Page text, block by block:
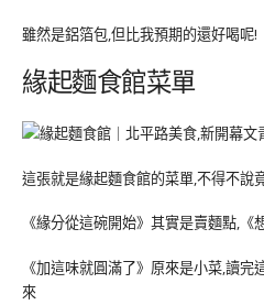
雖然是鋁箔包,但比我預期的還好喝呢!
緣起麵食館菜單
這張就是緣起麵食館的菜單,不得不說
《緣分從這碗開始》其實是賣麵點,
《加這味就圓滿了》原來是小菜,讀
來